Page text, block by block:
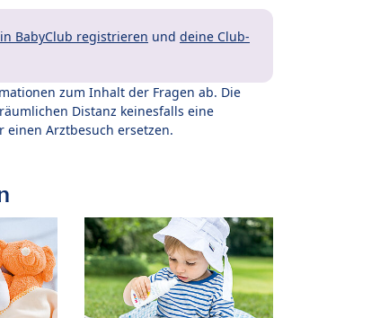
BabyClub registrieren und deine Club-
zum Inhalt der Fragen ab. Die
Distanz keinesfalls eine
Arztbesuch ersetzen.